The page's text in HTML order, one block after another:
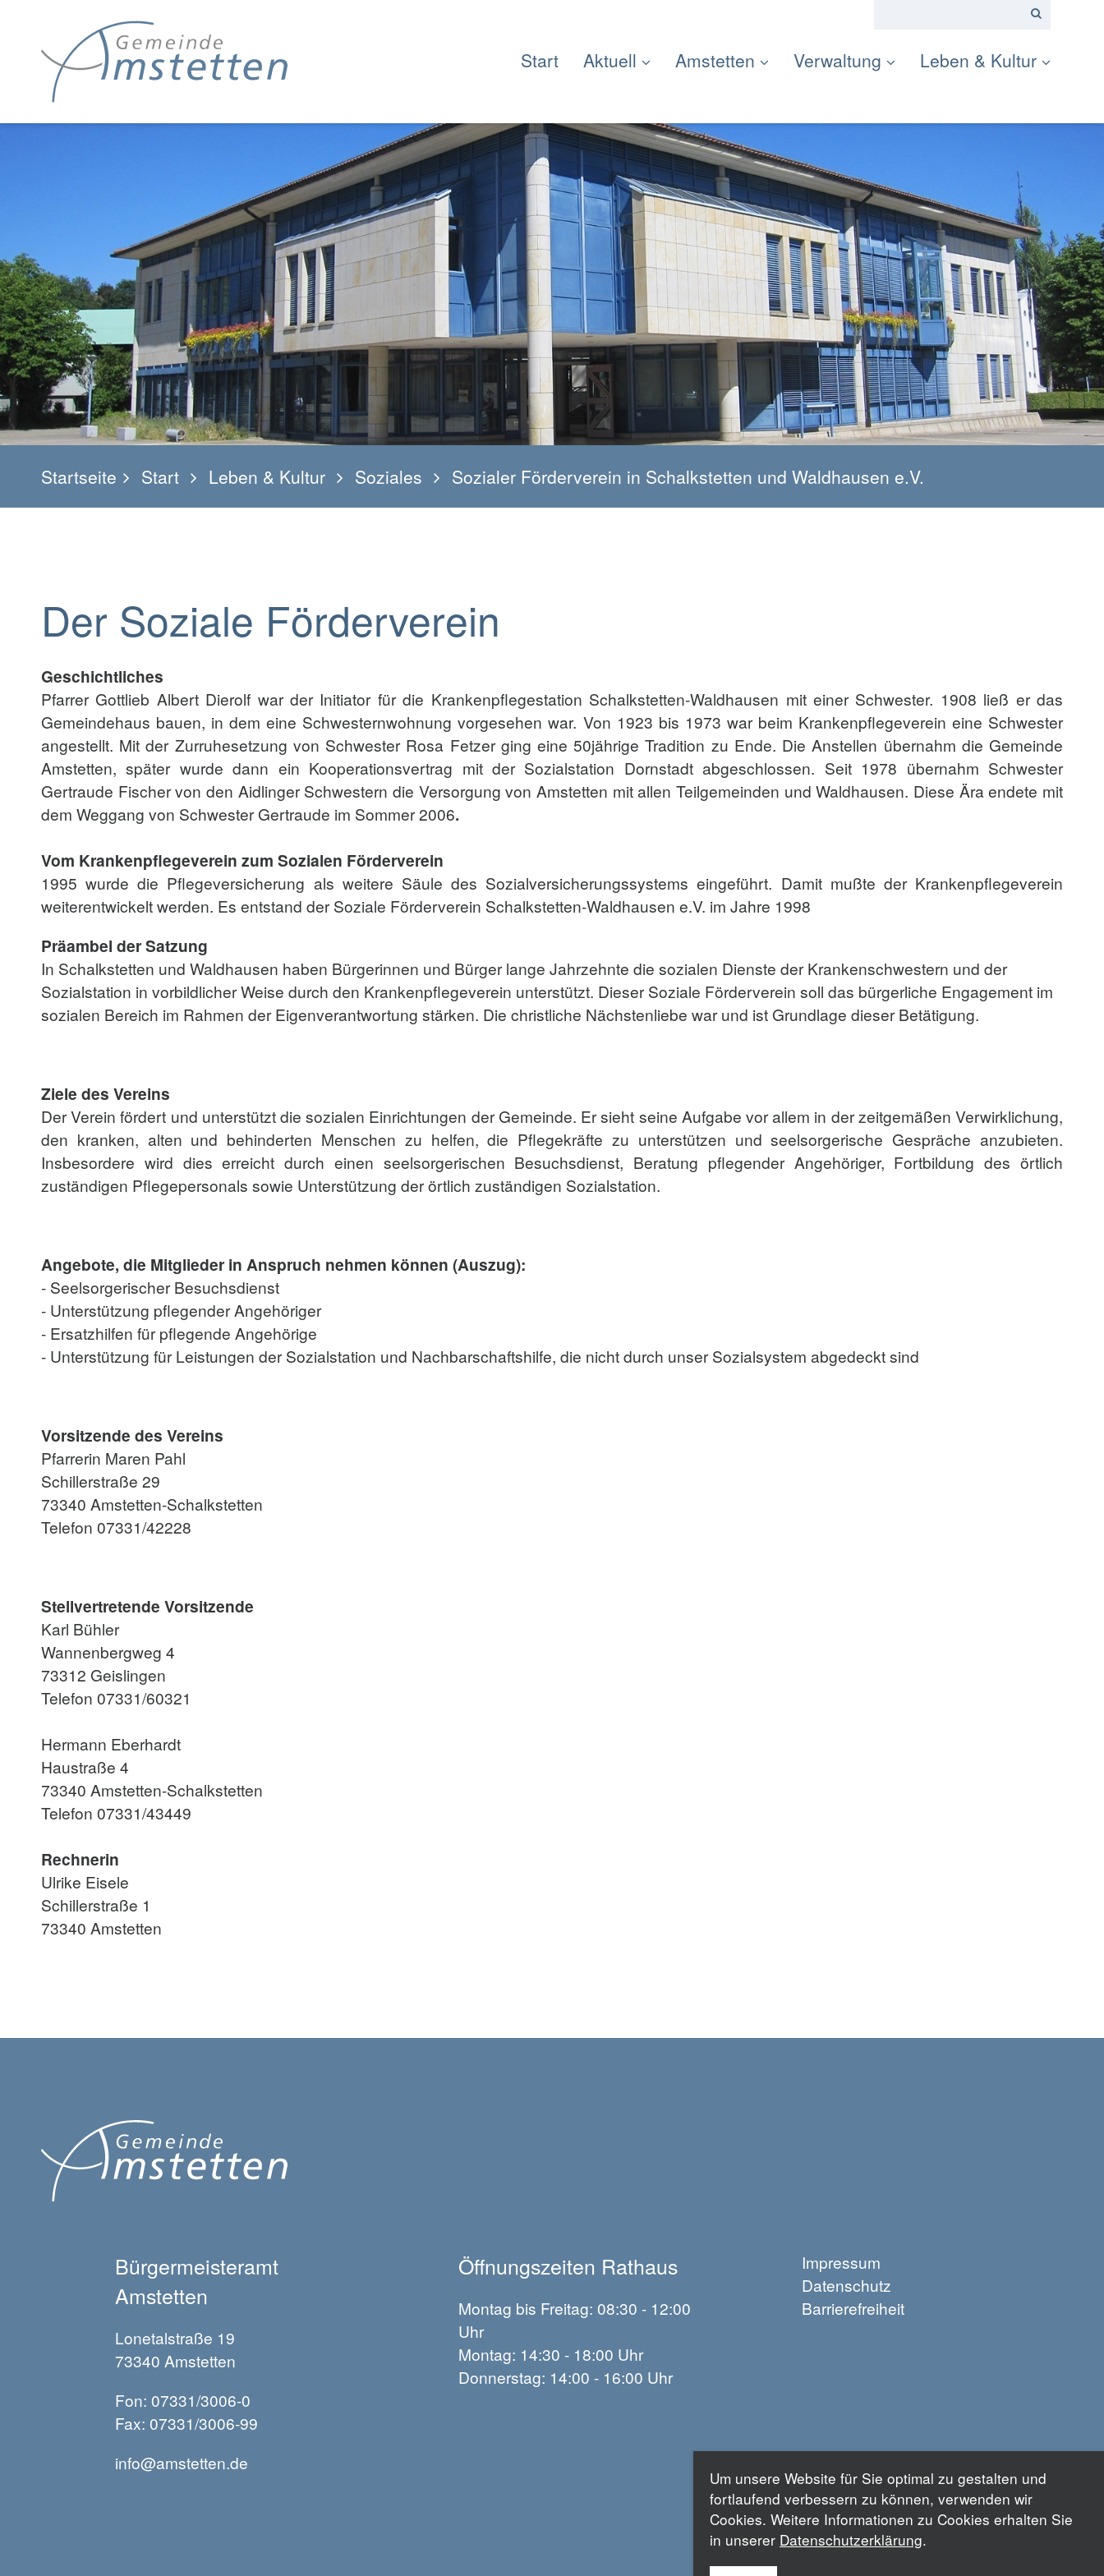
Um unsere Website für Sie optimal zu gestalten und
fortlaufend verbessern zu können, verwenden wir
Cookies. Weitere Informationen zu Cookies erhalten Sie
in unserer Datenschutzerklärung.
Start Aktuell Amstetten Verwaltung Leben & Kultur
Startseite Start Leben & Kultur Soziales Sozialer Förderverein in Schalkstetten und Waldhausen e.V.
Der Soziale Förderverein
Geschichtliches
Pfarrer Gottlieb Albert Dierolf war der Initiator für die Krankenpflegestation Schalkstetten-Waldhausen mit einer Schwester. 1908 ließ er das
Gemeindehaus bauen, in dem eine Schwesternwohnung vorgesehen war. Von 1923 bis 1973 war beim Krankenpflegeverein eine Schwester
angestellt. Mit der Zurruhesetzung von Schwester Rosa Fetzer ging eine 50jährige Tradition zu Ende. Die Anstellen übernahm die Gemeinde
Amstetten, später wurde dann ein Kooperationsvertrag mit der Sozialstation Dornstadt abgeschlossen. Seit 1978 übernahm Schwester
Gertraude Fischer von den Aidlinger Schwestern die Versorgung von Amstetten mit allen Teilgemeinden und Waldhausen. Diese Ära endete mit
dem Weggang von Schwester Gertraude im Sommer 2006.
Vom Krankenpflegeverein zum Sozialen Förderverein
1995 wurde die Pflegeversicherung als weitere Säule des Sozialversicherungssystems eingeführt. Damit mußte der Krankenpflegeverein
weiterentwickelt werden. Es entstand der Soziale Förderverein Schalkstetten-Waldhausen e.V. im Jahre 1998
Präambel der Satzung
In Schalkstetten und Waldhausen haben Bürgerinnen und Bürger lange Jahrzehnte die sozialen Dienste der Krankenschwestern und der
Sozialstation in vorbildlicher Weise durch den Krankenpflegeverein unterstützt. Dieser Soziale Förderverein soll das bürgerliche Engagement im
sozialen Bereich im Rahmen der Eigenverantwortung stärken. Die christliche Nächstenliebe war und ist Grundlage dieser Betätigung.
Ziele des Vereins
Der Verein fördert und unterstützt die sozialen Einrichtungen der Gemeinde. Er sieht seine Aufgabe vor allem in der zeitgemäßen Verwirklichung,
den kranken, alten und behinderten Menschen zu helfen, die Pflegekräfte zu unterstützen und seelsorgerische Gespräche anzubieten.
Insbesordere wird dies erreicht durch einen seelsorgerischen Besuchsdienst, Beratung pflegender Angehöriger, Fortbildung des örtlich
zuständigen Pflegepersonals sowie Unterstützung der örtlich zuständigen Sozialstation.
Angebote, die Mitglieder in Anspruch nehmen können (Auszug):
- Seelsorgerischer Besuchsdienst
- Unterstützung pflegender Angehöriger
- Ersatzhilfen für pflegende Angehörige
- Unterstützung für Leistungen der Sozialstation und Nachbarschaftshilfe, die nicht durch unser Sozialsystem abgedeckt sind
Vorsitzende des Vereins
Pfarrerin Maren Pahl
Schillerstraße 29
73340 Amstetten-Schalkstetten
Telefon 07331/42228
Stellvertretende Vorsitzende
Karl Bühler
Wannenbergweg 4
73312 Geislingen
Telefon 07331/60321
Hermann Eberhardt
Haustraße 4
73340 Amstetten-Schalkstetten
Telefon 07331/43449
Rechnerin
Ulrike Eisele
Schillerstraße 1
73340 Amstetten
Bürgermeisteramt
Amstetten
Lonetalstraße 19
73340 Amstetten
Fon: 07331/3006-0
Fax: 07331/3006-99
info@amstetten.de
Öffnungszeiten Rathaus
Montag bis Freitag: 08:30 - 12:00
Uhr
Montag: 14:30 - 18:00 Uhr
Donnerstag: 14:00 - 16:00 Uhr
Impressum
Datenschutz
Barrierefreiheit